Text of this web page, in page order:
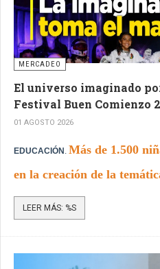
MERCADEO
El universo imaginado
Festival Buen Comienzo
01 AGOSTO 2026
EDUCACIÓN . Más de 1.500
en la creación de la
juego, ciencia, arte y
Mayor Medellín.
LEER MÁS: %S